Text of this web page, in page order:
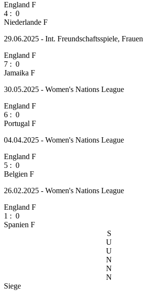
England F
4 : 0
Niederlande F
29.06.2025 - Int. Freundschaftsspiele, Frauen
England F
7 : 0
Jamaika F
30.05.2025 - Women's Nations League
England F
6 : 0
Portugal F
04.04.2025 - Women's Nations League
England F
5 : 0
Belgien F
26.02.2025 - Women's Nations League
England F
1 : 0
Spanien F
S
U
U
N
N
N
Siege